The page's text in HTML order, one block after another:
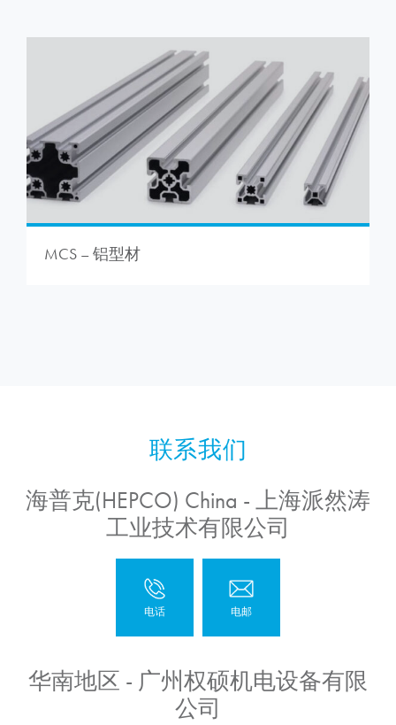
MCS – 铝型材
海普克(HEPCO) China - 上海派然涛
工业技术有限公司
华南地区 - 广州权硕机电设备有限
公司